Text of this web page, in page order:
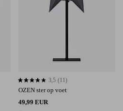
OZEN ster op voet
49,99 EUR
3,5 op basis van 11 beoordelingen
3,5 (11)